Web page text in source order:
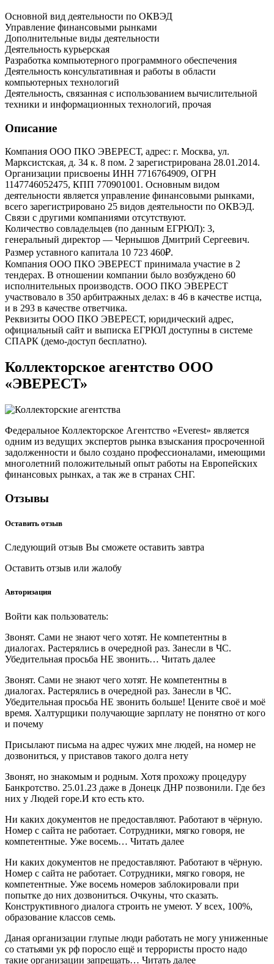
Основной вид деятельности по ОКВЭД
Управление финансовыми рынками
Дополнительные виды деятельности
Деятельность курьерская
Разработка компьютерного программного обеспечения
Деятельность консультативная и работы в области
компьютерных технологий
Деятельность, связанная с использованием вычислительной
техники и информационных технологий, прочая
Описание
Компания ООО ПКО ЭВЕРЕСТ, адрес: г. Москва, ул.
Марксистская, д. 34 к. 8 пом. 2 зарегистрирована 28.01.2014.
Организации присвоены ИНН 7716764909, ОГРН
1147746052475, КПП 770901001. Основным видом
деятельности является управление финансовыми рынками,
всего зарегистрировано 25 видов деятельности по ОКВЭД.
Связи с другими компаниями отсутствуют.
Количество совладельцев (по данным ЕГРЮЛ): 3,
генеральный директор — Чернышов Дмитрий Сергеевич.
Размер уставного капитала 10 723 460₽.
Компания ООО ПКО ЭВЕРЕСТ принимала участие в 2
тендерах. В отношении компании было возбуждено 60
исполнительных производств. ООО ПКО ЭВЕРЕСТ
участвовало в 350 арбитражных делах: в 46 в качестве истца,
и в 293 в качестве ответчика.
Реквизиты ООО ПКО ЭВЕРЕСТ, юридический адрес,
официальный сайт и выписка ЕГРЮЛ доступны в системе
СПАРК (демо-доступ бесплатно).
Коллекторское агентство ООО
«ЭВЕРЕСТ»
Федеральное Коллекторское Агентство «Everest» является
одним из ведущих экспертов рынка взыскания просроченной
задолженности и было создано профессионалами, имеющими
многолетний положительный опыт работы на Европейских
финансовых рынках, а так же в странах СНГ.
Отзывы
Оставить отзыв
Следующий отзыв Вы сможете оставить завтра
Оставить отзыв или жалобу
Авторизация
Войти как пользователь:
Звонят. Сами не знают чего хотят. Не компетентны в
диалогах. Растерялись в очередной раз. Занесли в ЧС.
Убедительная просьба НЕ звонить… Читать далее
Звонят. Сами не знают чего хотят. Не компетентны в
диалогах. Растерялись в очередной раз. Занесли в ЧС.
Убедительная просьба НЕ звонить больше! Цените своё и моё
время. Халтурщики получающие зарплату не понятно от кого
и почему
Присылают письма на адрес чужих мне людей, на номер не
дозвониться, у приставов такого долга нету
Звонят, но знакомым и родным. Хотя прохожу процедуру
Банкротство. 25.01.23 даже в Донецк ДНР позвонили. Где без
них у Людей горе.И кто есть кто.
Ни каких документов не предоставляют. Работают в чёрную.
Номер с сайта не работает. Сотрудники, мягко говоря, не
компетентные. Уже восемь… Читать далее
Ни каких документов не предоставляют. Работают в чёрную.
Номер с сайта не работает. Сотрудники, мягко говоря, не
компетентные. Уже восемь номеров заблокировали при
попытке до них дозвониться. Очкуны, что сказать.
Конструктивного диалога строить не умеют. У всех, 100%,
образование классов семь.
Даная организации глупые люди работать не могу униженные
со статьями ук рф поросло ещё и террористы просто надо
такие организации запрещать… Читать далее